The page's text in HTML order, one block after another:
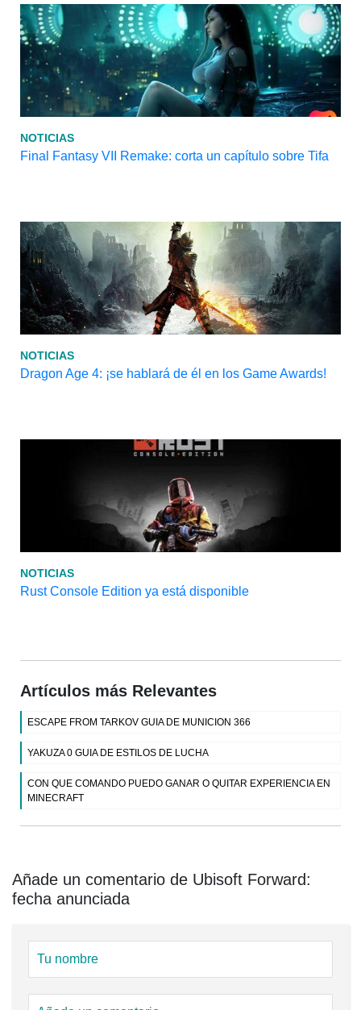
NOTICIAS
Final Fantasy VII Remake: corta un capítulo sobre Tifa
NOTICIAS
Dragon Age 4: ¡se hablará de él en los Game Awards!
NOTICIAS
Rust Console Edition ya está disponible
Artículos más Relevantes
ESCAPE FROM TARKOV GUIA DE MUNICION 366
YAKUZA 0 GUIA DE ESTILOS DE LUCHA
CON QUE COMANDO PUEDO GANAR O QUITAR EXPERIENCIA EN
MINECRAFT
Añade un comentario de Ubisoft Forward:
fecha anunciada